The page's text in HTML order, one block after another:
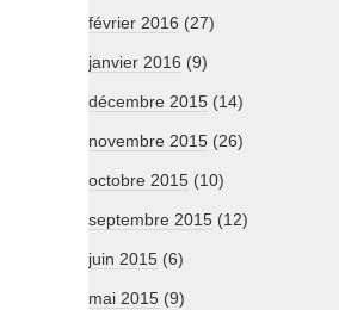
février 2016 (27)
janvier 2016 (9)
décembre 2015 (14)
novembre 2015 (26)
octobre 2015 (10)
septembre 2015 (12)
juin 2015 (6)
mai 2015 (9)